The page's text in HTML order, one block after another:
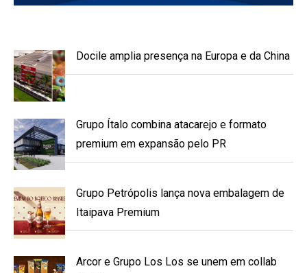
Docile amplia presença na Europa e da China
Grupo Ítalo combina atacarejo e formato
premium em expansão pelo PR
Grupo Petrópolis lança nova embalagem de
Itaipava Premium
Arcor e Grupo Los Los se unem em collab